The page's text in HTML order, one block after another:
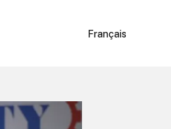
Français